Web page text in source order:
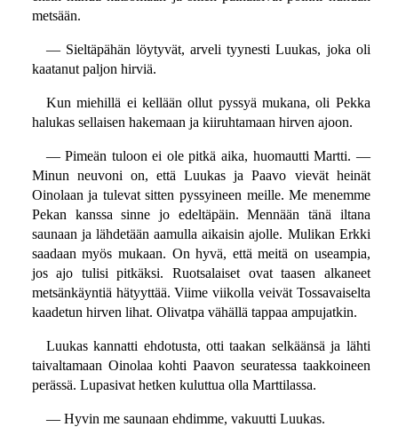
metsään.
— Sieltäpähän löytyvät, arveli tyynesti Luukas, joka oli
kaatanut paljon hirviä.
Kun miehillä ei kellään ollut pyssyä mukana, oli Pekka
halukas sellaisen hakemaan ja kiiruhtamaan hirven ajoon.
— Pimeän tuloon ei ole pitkä aika, huomautti Martti. —
Minun neuvoni on, että Luukas ja Paavo vievät heinät
Oinolaan ja tulevat sitten pyssyineen meille. Me menemme
Pekan kanssa sinne jo edeltäpäin. Mennään tänä iltana
saunaan ja lähdetään aamulla aikaisin ajolle. Mulikan Erkki
saadaan myös mukaan. On hyvä, että meitä on useampia,
jos ajo tulisi pitkäksi. Ruotsalaiset ovat taasen alkaneet
metsänkäyntiä hätyyttää. Viime viikolla veivät Tossavaiselta
kaadetun hirven lihat. Olivatpa vähällä tappaa ampujatkin.
Luukas kannatti ehdotusta, otti taakan selkäänsä ja lähti
taivaltamaan Oinolaa kohti Paavon seuratessa taakkoineen
perässä. Lupasivat hetken kuluttua olla Marttilassa.
— Hyvin me saunaan ehdimme, vakuutti Luukas.